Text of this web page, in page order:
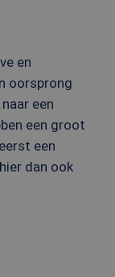
en
oorsprong
een
een groot
een
dan ook